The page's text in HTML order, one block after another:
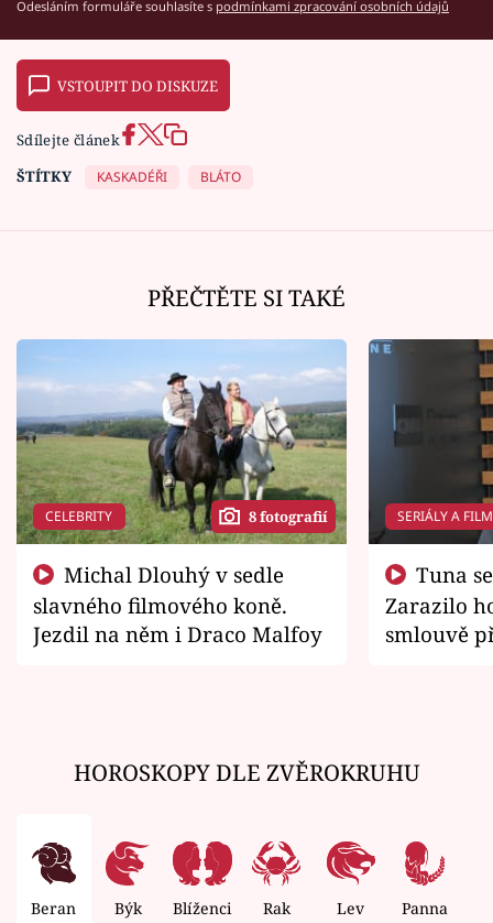
Odesláním formuláře souhlasíte s podmínkami zpracování osobních údajů
VSTOUPIT DO DISKUZE
Sdílejte článek
ŠTÍTKY
KASKADÉŘI BLÁTO
PŘEČTĚTE SI TAKÉ
CELEBRITY 8 fotografií
slavného filmového koně.
Jezdil na něm i Draco Malfoy
SERIÁLY A
Zarazilo
smlouvě
HOROSKOPY DLE ZVĚROKRUHU
Beran Býk Blíženci Rak Lev Panna